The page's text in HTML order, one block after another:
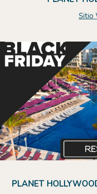
Sitio
PLANET